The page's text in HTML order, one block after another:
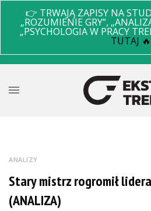
👉 TRWAJĄ ZAPISY NA
„ROZUMIENIE GRY”,
„PSYCHOLOGIA W PRACY
TUTAJ 🔥
ANALIZY
Stary mistrz rogromił
(ANALIZA)